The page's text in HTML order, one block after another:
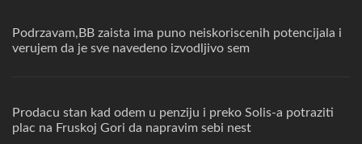
Podrzavam,BB zaista ima puno neiskoriscenih potencijala i
verujem da je sve navedeno izvodljivo sem
Prodacu stan kad odem u penziju i preko Solis-a potraziti
plac na Fruskoj Gori da napravim sebi nest